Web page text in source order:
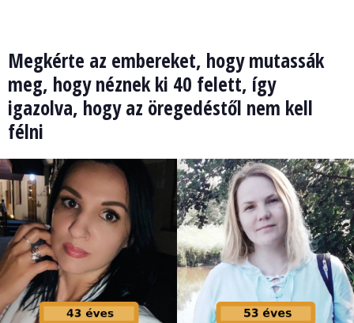
Megkérte az embereket, hogy mutassák
meg, hogy néznek ki 40 felett, így
igazolva, hogy az öregedéstől nem kell
félni